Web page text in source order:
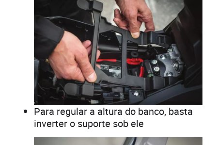
Para regular a altura do banco, basta
inverter o suporte sob ele